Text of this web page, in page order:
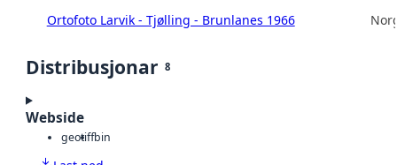
Ortofoto Larvik - Tjølling - Brunlanes 1966
Distribusjonar 8
Webside
geotiffbin